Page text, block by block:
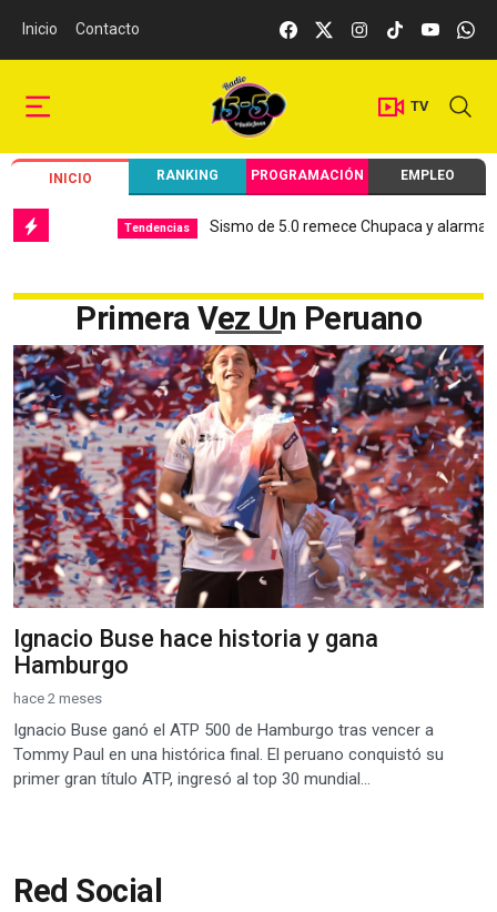
Inicio Contacto
TV
INICIO RANKING PROGRAMACIÓN EMPLEO
Tendencias Sismo de 5.0 remece Chupaca y alarma a
Primera Vez Un Peruano
Ignacio Buse hace historia y gana
Hamburgo
hace 2 meses
Ignacio Buse ganó el ATP 500 de Hamburgo tras vencer a
Tommy Paul en una histórica final. El peruano conquistó su
primer gran título ATP, ingresó al top 30 mundial...
Red Social